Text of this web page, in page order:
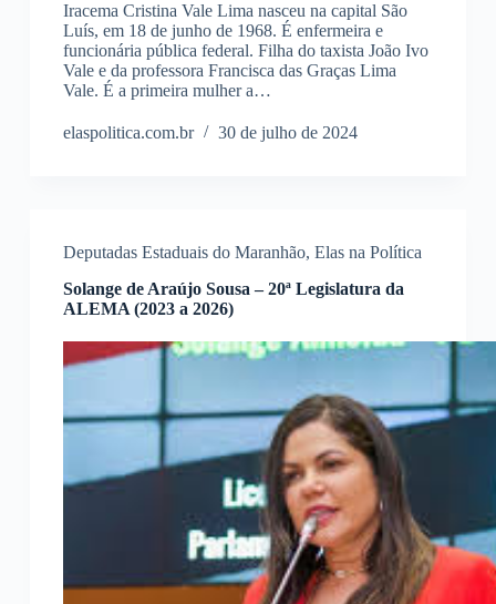
Iracema Cristina Vale Lima nasceu na capital São
Luís, em 18 de junho de 1968. É enfermeira e
funcionária pública federal. Filha do taxista João Ivo
Vale e da professora Francisca das Graças Lima
Vale. É a primeira mulher a…
elaspolitica.com.br 30 de julho de 2024
Deputadas Estaduais do Maranhão, Elas na Política
Solange de Araújo Sousa – 20ª Legislatura da
ALEMA (2023 a 2026)